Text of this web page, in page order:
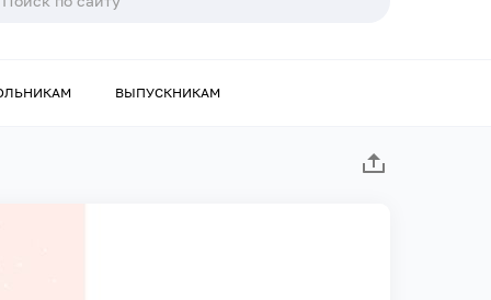
ВЫПУСКНИКАМ